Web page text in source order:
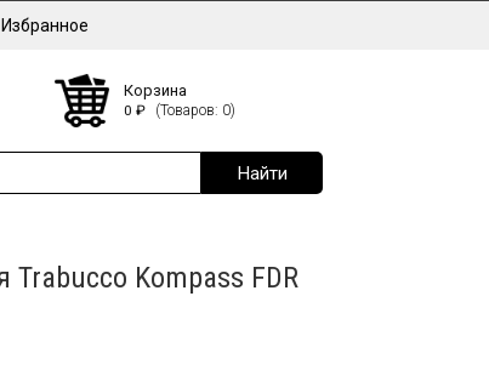
Избранное
Корзина
0 ₽ (Товаров: 0)
Kompass FDR